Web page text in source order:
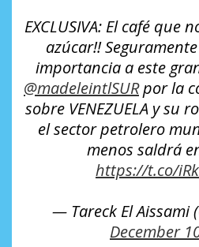
EXCLUSIVA: El café que
azúcar!!
importancia a este
@madeleintlSURpor la
sobre VENEZUELA y su
el sector petrolero
menos saldrá
https://t.co/
— Tareck El Aissami
December